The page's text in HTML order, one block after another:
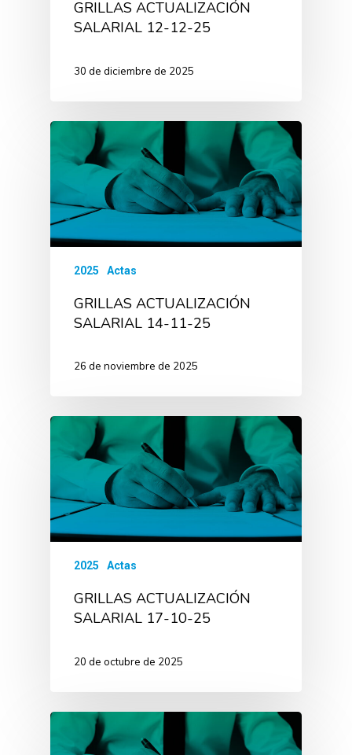
GRILLAS ACTUALIZACIÓN
SALARIAL 12-12-25
30 de diciembre de 2025
2025 Actas
GRILLAS ACTUALIZACIÓN
SALARIAL 14-11-25
26 de noviembre de 2025
2025 Actas
GRILLAS ACTUALIZACIÓN
SALARIAL 17-10-25
20 de octubre de 2025